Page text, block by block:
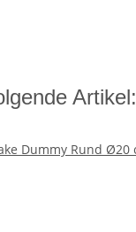
Artikel: